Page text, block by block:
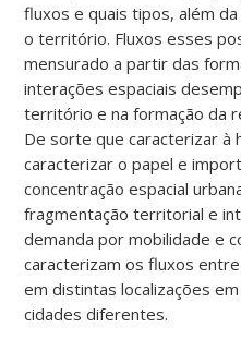
fluxos e quais tipos, além
o território. Fluxos esses
mensurado a partir das
interações espaciais
território e na formação da
De sorte que caracterizar à
caracterizar o papel e
concentração espacial
fragmentação territorial e
demanda por mobilidade e
caracterizam os fluxos
em distintas localizações
cidades diferentes.